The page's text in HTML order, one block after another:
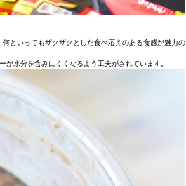
といってもザクザクとした食べ応えのある食感が魅力の
水分を含みにくくなるよう工夫がされています。